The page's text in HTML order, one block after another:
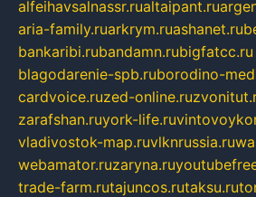
alfeihavsalnassr.rualtaipant.ru
aria-family.ruarkrym.ruashanet.ru
bankaribi.rubandamn.rubigfatcc.ru
blagodarenie-spb.ruborodino-
cardvoice.ruzed-online.ru
zarafshan.ruyork-life.ru
vladivostok-map.ruvlknrussia.ru
webamator.ruzaryna.ru
trade-farm.rutajuncos.rutaksu.ru